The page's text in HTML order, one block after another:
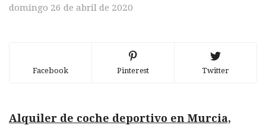
domingo 26 de abril de 2020
Facebook Pinterest Twitter
Alquiler de coche deportivo en Murcia,